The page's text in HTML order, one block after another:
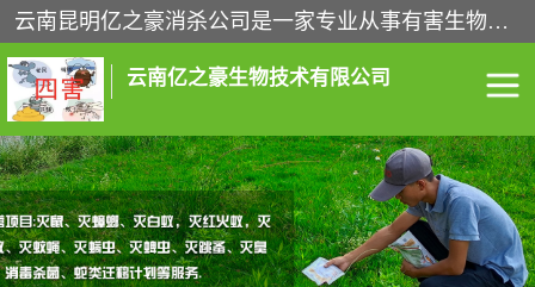
云南昆明亿之豪消杀公司是一家专业从事有害生物防治综合治理的公司，治理服务包括：灭鼠,杀虫,除虫,除蟑螂,白蚁防治,消杀等；安全环保,快速上门,价格透明,完善的售后服务,不影响您的生活工作。
云南亿之豪生物技术有限公司
灭鼠服务 杀虫服务
除虫服务 除蟑螂服务